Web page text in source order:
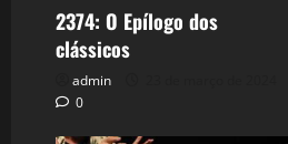
2374: O Epílogo dos
clássicos
admin
0